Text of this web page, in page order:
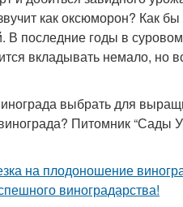
как оксюморон? Как
В последние годы в
вкладывать немало, но
выбрать для
Питомник “Сады